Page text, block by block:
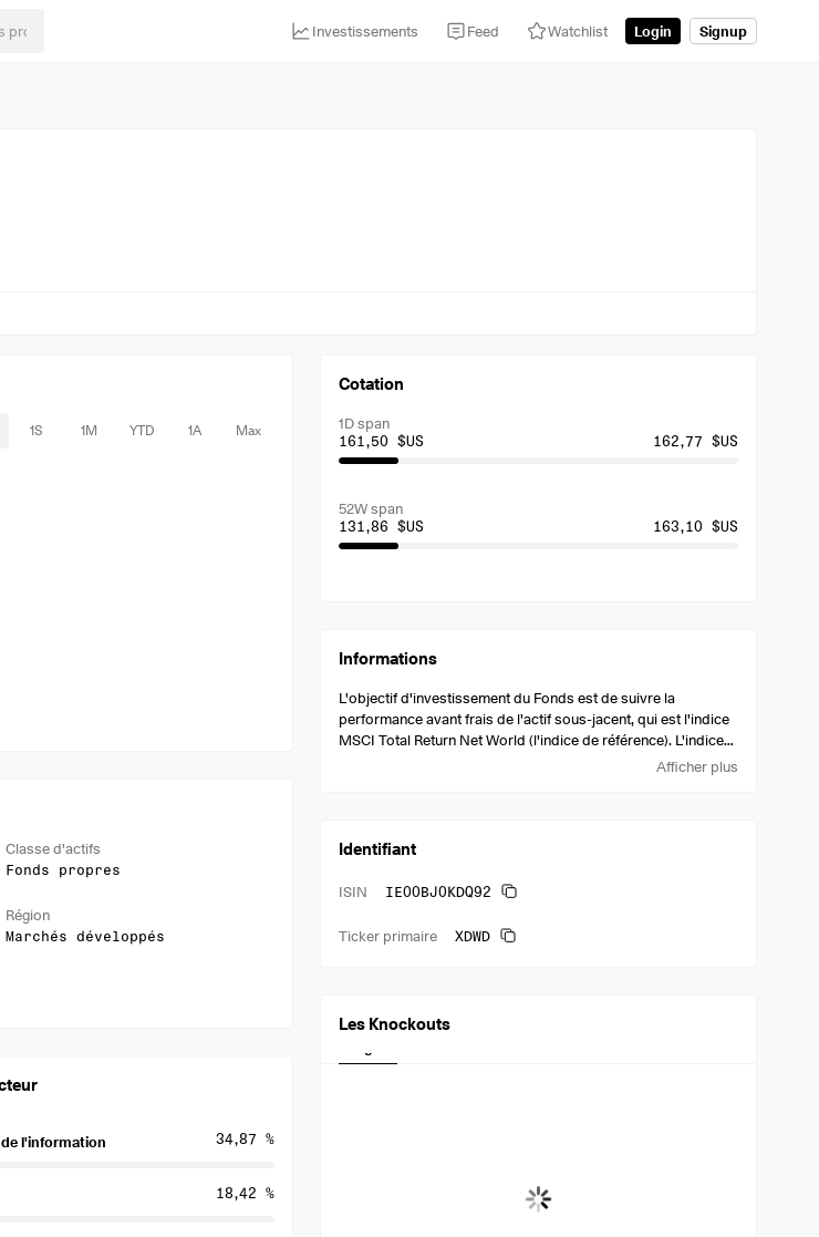
Investissements Feed Watchlist Login Signup
1S 1M YTD 1A Max
Classe d'actifs
Fonds propres
Région
Marchés développés
l'information 34,87 %
18,42 %
Cotation
1D span
161,50 $US
162,77 $US
52W span
131,86 $US
163,10 $US
Informations
L'objectif d'investissement du Fonds est de suivre la
performance avant frais de l'actif sous-jacent, qui est l'indice
MSCI Total Return Net World (l'indice de référence). L'indice
de référence est conçu pour refléter la performance des
Afficher plus
Identifiant
ISIN IE00BJ0KDQ92
Ticker primaire XDWD
Les Knockouts